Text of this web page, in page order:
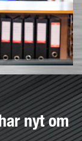
nyt om